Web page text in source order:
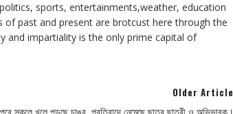
sports, entertainments,weather, education
past and present are brotcust here through the
and impartiality is the only prime capital of
Older Article